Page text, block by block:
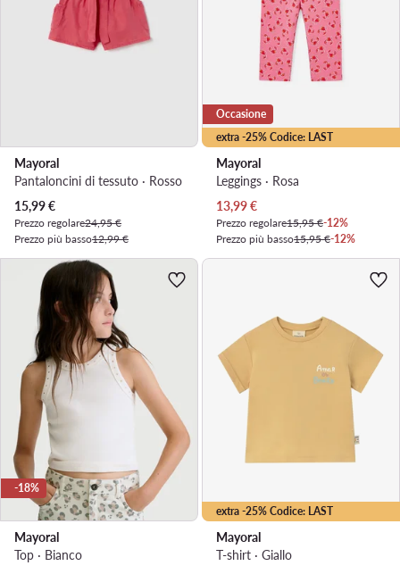
Mayoral
Pantaloncini di tessuto · Rosso
Prezzo attuale
15,99€
Prezzo regolare24,95 €
Prezzo più basso12,99 €
extra -25% Codice: LAST
Occasione
Mayoral
Leggings · Rosa
Prezzo attuale
13,99€
Prezzo regolare15,95 €-12%
Prezzo più basso15,95 €-12%
-18%
Mayoral
Top · Bianco
extra -25% Codice: LAST
Mayoral
T-shirt · Giallo